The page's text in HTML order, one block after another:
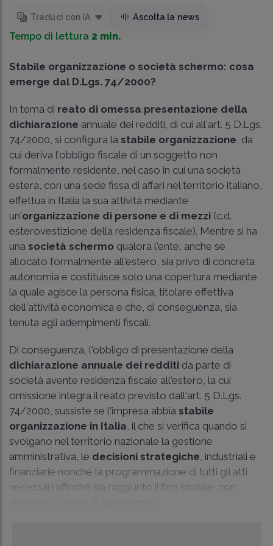
Traduci con IA Ascolta la news
Tempo di lettura 2 min.
Stabile organizzazione o società schermo: cosa
emerge dal D.Lgs. 74/2000?
In tema di reato di omessa presentazione della
dichiarazione annuale dei redditi, di cui all'art. 5 D.Lgs.
74/2000, si configura la stabile organizzazione , da
cui deriva l'obbligo fiscale di un soggetto non
formalmente residente, nel caso in cui una società
estera, con una sede fissa di affari nel territorio italiano,
effettua in Italia la sua attività mediante
un'organizzazione di persone e di mezzi (c.d.
esterovestizione della residenza fiscale). Mentre si ha
una società schermo qualora l'ente, anche se
allocato formalmente all'estero, sia privo di concreta
autonomia e costituisce solo una copertura mediante
la quale agisce la persona fisica, titolare effettiva
dell'attività economica e che, di conseguenza, sia
tenuta agli adempimenti fiscali.
Di conseguenza, l'obbligo di presentazione della
dichiarazione annuale dei redditi da parte di
società avente residenza fiscale all'estero, la cui
omissione integra il reato previsto dall'art. 5 D.Lgs.
74/2000, sussiste se l'impresa abbia stabile
organizzazione in Italia , il che si verifica quando si
svolgano nel territorio nazionale la gestione
amministrativa, le decisioni strategiche , industriali e
finanziarie nonché la programmazione di tutti gli atti
necessari affinché sia raggiunto il fine sociale, non